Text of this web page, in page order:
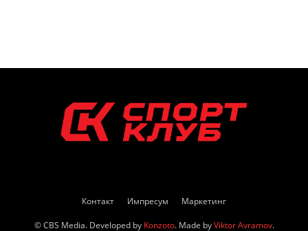
Контакт Импресум Маркетинг
© CBS Media. Developed by Konzoto. Made byViktor Avramov.